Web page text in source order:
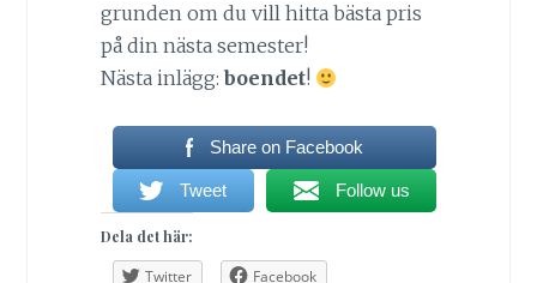
grunden om du vill hitta bästa pris
på din nästa semester!
Nästa inlägg: boendet!
Share on Facebook
Tweet Follow us
Dela det här:
Twitter Facebook